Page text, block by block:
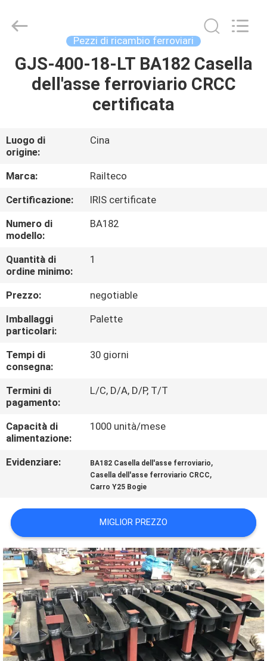
CASA
CIRCA
NOI
GIRO
DELLA
FABBRICA
CONTROLLO
DI
QUALITÀ
CONTATTICI
NOTIZIE
CASI
MAPPA
SITO
PRIVACY
POLICY
Equipment
Reserved.
Pezzi di ricambio ferroviari
GJS-400-18-LT BA182 Casella
dell'asse ferroviario CRCC
certificata
Luogo di
origine:
Cina
Marca:
Railteco
Certificazione:
IRIS certificate
Numero di
modello:
BA182
Quantità di
ordine minimo:
1
Prezzo:
negotiable
Imballaggi
particolari:
Palette
Tempi di
consegna:
30 giorni
Termini di
pagamento:
L/C, D/A, D/P, T/T
Capacità di
alimentazione:
1000 unità/mese
Evidenziare: BA182 Casella dell'asse ferroviario,
Casella dell'asse ferroviario CRCC,
Carro Y25 Bogie
MIGLIOR PREZZO